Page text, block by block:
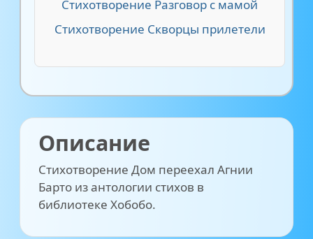
Стихотворение Разговор с мамой
Стихотворение Скворцы прилетели
Описание
Стихотворение Дом переехал Агнии
Барто из антологии стихов в
библиотеке Хобобо.